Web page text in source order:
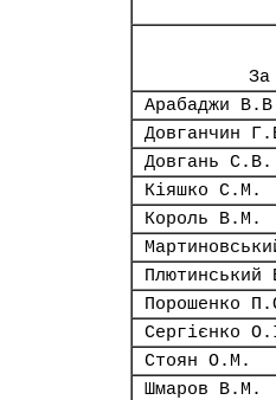
Арабаджи
Довганчин
Довгань С.В.
Кіяшко С.М.
Король В.М.
Плютинський
Порошенко
Сергієнко
Стоян О.М.
Шмаров В.М.